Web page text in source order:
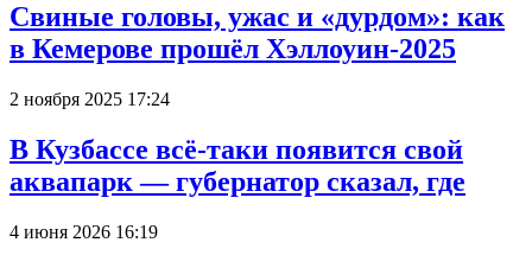
Свиные головы, ужас и «дурдом»: как
в Кемерове прошёл Хэллоуин-2025
2 ноября 2025 17:24
В Кузбассе всё-таки появится свой
аквапарк — губернатор сказал, где
4 июня 2026 16:19